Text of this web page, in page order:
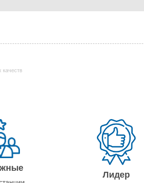
качеств
Лидер